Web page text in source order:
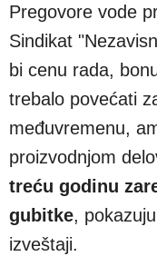
Pregovore vode
Sindikat
bi cenu rada,
trebalo povećati
međuvremenu,
proizvodnjom
treću godinu
gubitke,
izveštaji.